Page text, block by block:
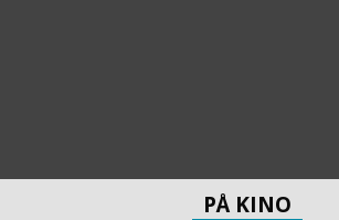
PÅ KINO